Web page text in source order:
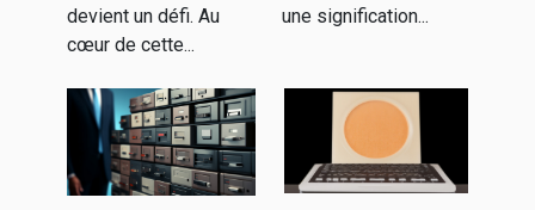
devient un défi. Au
cœur de cette...
une signification...